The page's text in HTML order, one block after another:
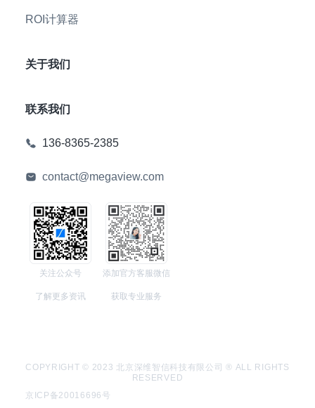
ROI计算器
关于我们
联系我们
136-8365-2385
contact@megaview.com
关注公众号
了解更多资讯
添加官方客服微信
获取专业服务
COPYRIGHT © 2023 北京深维智信科技有限公司 ® ALL RIGHTS
RESERVED
京ICP备20016696号